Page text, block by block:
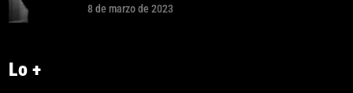
8 de marzo de 2023
Lo +